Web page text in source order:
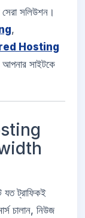
সলিউশন।
,
Hosting
সাইটকে
ট্রাফিকই
চালান, নিউজ